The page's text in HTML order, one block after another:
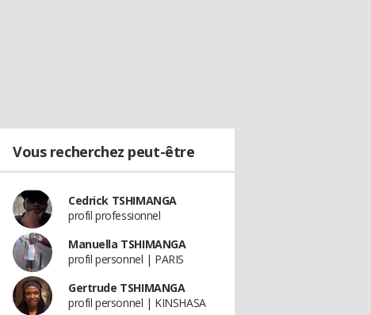
Vous recherchez peut-être
Cedrick TSHIMANGA
profil professionnel
Manuella TSHIMANGA
profil personnel | PARIS
Gertrude TSHIMANGA
profil personnel | KINSHASA